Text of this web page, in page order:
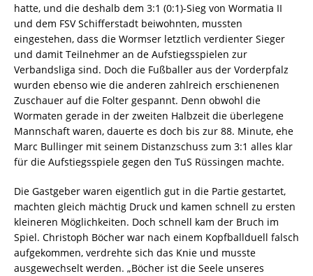
hatte, und die deshalb dem 3:1 (0:1)-Sieg von Wormatia II
und dem FSV Schifferstadt beiwohnten, mussten
eingestehen, dass die Wormser letztlich verdienter Sieger
und damit Teilnehmer an de Aufstiegsspielen zur
Verbandsliga sind. Doch die Fußballer aus der Vorderpfalz
wurden ebenso wie die anderen zahlreich erschienenen
Zuschauer auf die Folter gespannt. Denn obwohl die
Wormaten gerade in der zweiten Halbzeit die überlegene
Mannschaft waren, dauerte es doch bis zur 88. Minute, ehe
Marc Bullinger mit seinem Distanzschuss zum 3:1 alles klar
für die Aufstiegsspiele gegen den TuS Rüssingen machte.
Die Gastgeber waren eigentlich gut in die Partie gestartet,
machten gleich mächtig Druck und kamen schnell zu ersten
kleineren Möglichkeiten. Doch schnell kam der Bruch im
Spiel. Christoph Böcher war nach einem Kopfballduell falsch
aufgekommen, verdrehte sich das Knie und musste
ausgewechselt werden. „Böcher ist die Seele unseres